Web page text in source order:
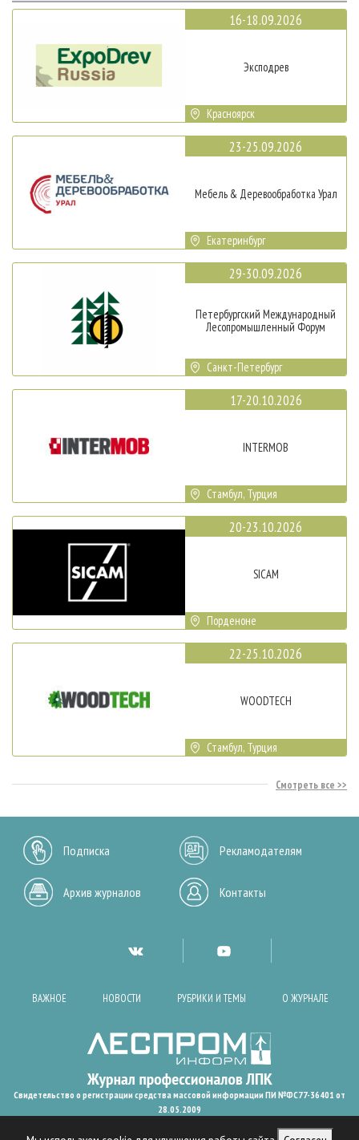
16-18.09.2026
Эксподрев
Красноярск
23-25.09.2026
Мебель & Деревообработка Урал
Екатеринбург
29-30.09.2026
Петербургский Международный
Лесопромышленный Форум
Санкт-Петербург
17-20.10.2026
INTERMOB
Стамбул, Турция
20-23.10.2026
SICAM
Порденоне
22-25.10.2026
WOODTECH
Стамбул, Турция
Смотреть все
Подписка Рекламодателям
Архив журналов Контакты
ВАЖНОЕ НОВОСТИ РУБРИКИ И ТЕМЫ О ЖУРНАЛЕ
Свидетельство о регистрации средства массовой информации ПИ №ФС77-36401 от
28.05.2009